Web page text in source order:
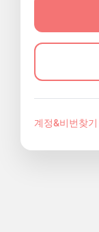
계정&비번찾기